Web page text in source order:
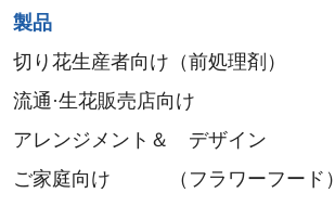
Sitemap
menu
製品
切り花生産者向け（前処理剤）
流通·生花販売店向け
アレンジメント＆ デザイン
ご家庭向け （フラワーフード）